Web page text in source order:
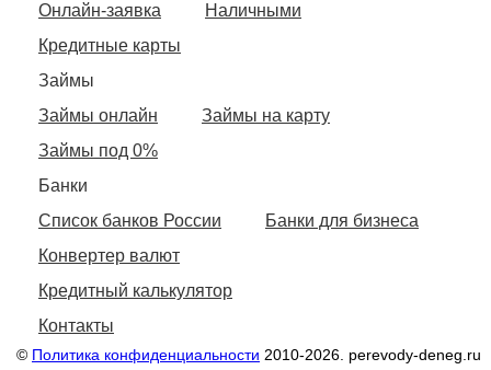
Онлайн-заявка
Наличными
Кредитные карты
Займы
Займы онлайн
Займы на карту
Займы под 0%
Банки
Список банков России
Банки для бизнеса
Конвертер валют
Кредитный калькулятор
Контакты
© Политика конфиденциальности 2010-2026. perevody-deneg.ru